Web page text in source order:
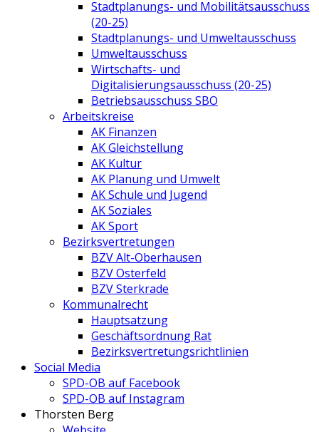
Stadtplanungs- und Mobilitätsausschuss
(20-25)
Stadtplanungs- und Umweltausschuss
Umweltausschuss
Wirtschafts- und
Digitalisierungsausschuss (20-25)
Betriebsausschuss SBO
Arbeitskreise
AK Finanzen
AK Gleichstellung
AK Kultur
AK Planung und Umwelt
AK Schule und Jugend
AK Soziales
AK Sport
Bezirksvertretungen
BZV Alt-Oberhausen
BZV Osterfeld
BZV Sterkrade
Kommunalrecht
Hauptsatzung
Geschäftsordnung Rat
Bezirksvertretungs­richtlinien
Social Media
SPD-OB auf Facebook
SPD-OB auf Instagram
Thorsten Berg